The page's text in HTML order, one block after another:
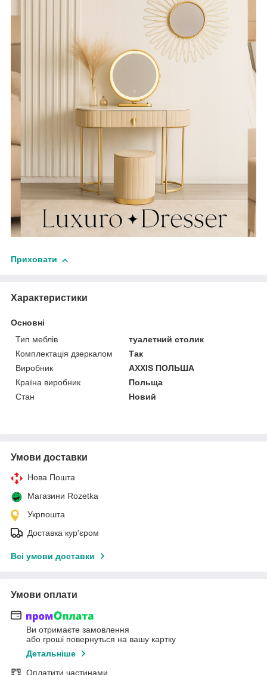
Приховати
Характеристики
Основні
Тип меблів
туалетний столик
Комплектація дзеркалом
Так
Виробник
AXXIS ПОЛЬША
Країна виробник
Польща
Стан
Новий
Умови доставки
Нова Пошта
Магазини Rozetka
Укрпошта
Доставка кур'єром
Всі умови доставки
Умови оплати
Ви отримаєте замовлення
або гроші повернуться на вашу картку
Детальніше
Оплатити частинами